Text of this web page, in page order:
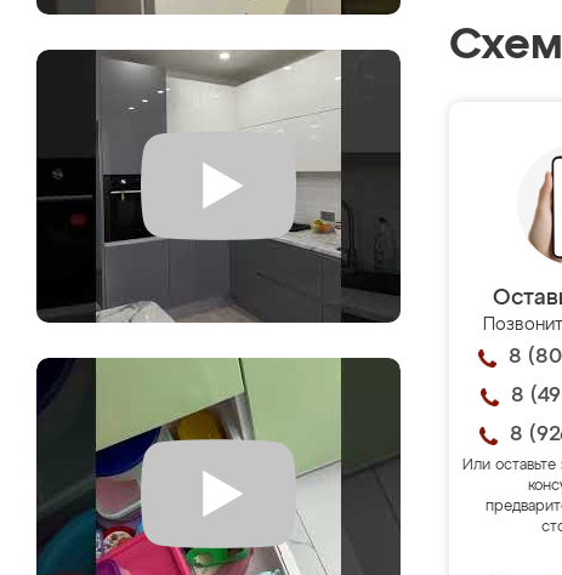
8
8
8
Или оставьте